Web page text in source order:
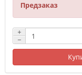
Предзаказ
+
−